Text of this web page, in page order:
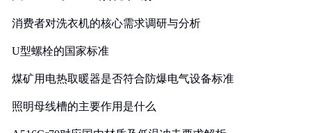
消费者对洗衣机的核心需求调研与分析
U型螺栓的国家标准
煤矿用电热取暖器是否符合防爆电气设备标准
照明母线槽的主要作用是什么